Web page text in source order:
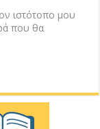
ιστότοπο μου
που θα